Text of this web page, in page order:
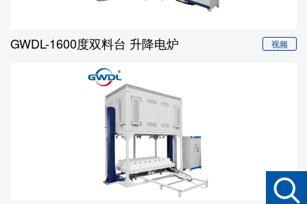
GWDL-1600度双料台 升降电炉 视频